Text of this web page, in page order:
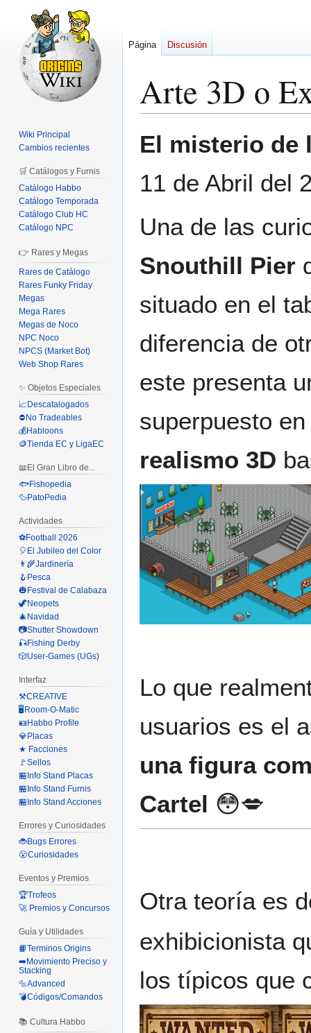
Arte 3D o
navegación
búsqueda
El misterio de
11 de Abril del
Una de las
Snouthill Pier
situado en el
diferencia de
este presenta
superpuesto
realismo 3D
Lo que
usuarios es el
una figura
Cartel 😳💋
Otra teoría es
exhibicionista
los típicos que
Página Discusión
Wiki Principal
Cambios recientes
🛒 Catálogos y Furnis
Catálogo Habbo
Catálogo Temporada
Catálogo Club HC
Catálogo NPC
👉 Rares y Megas
Rares de Catálogo
Rares Funky Friday
Megas
Mega Rares
Megas de Noco
NPC Noco
NPCS (Market Bot)
Web Shop Rares
✨ Objetos Especiales
📈Descatalogados
⛔No Tradeables
💰Habloons
🪙Tienda EC y LigaEC
📖El Gran Libro de...
🐟Fishopedia
🦆PatoPedia
Actividades
⚽Football 2026
🎈El Jubileo del Color
👨‍🌾Jardinería
🪝Pesca
🎃Festival de Calabaza
🦖Neopets
🎄Navidad
📷Shutter Showdown
🎣Fishing Derby
🎲User-Games (UGs)
Interfaz
⚒️CREATIVE
🖥️Room-O-Matic
🪪Habbo Profile
💎Placas
★ Facciones
🚩Sellos
🏪Info Stand Placas
🏪Info Stand Furnis
🏪Info Stand Acciones
Errores y Curiosidades
🐞Bugs Errores
😮Curiosidades
Eventos y Premios
🏆Trofeos
🚀 Premios y Concursos
Guía y Utilidades
📙Terminos Origins
➡️Movimiento Preciso y
Stacking
🔩Advanced
💣Códigos/Comandos
📚 Cultura Habbo